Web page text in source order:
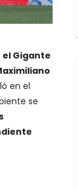
el Gigante
en el
se